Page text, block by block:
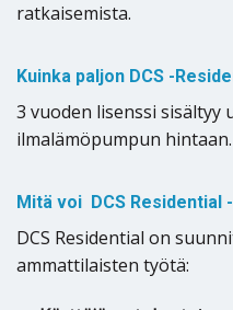
ratkaisemista.
Kuinka paljon DCS -
3 vuoden lisenssi sisältyy
ilmalämöpumpun hintaan.
Mitä voi DCS Residential
DCS Residential on
ammattilaisten työtä: